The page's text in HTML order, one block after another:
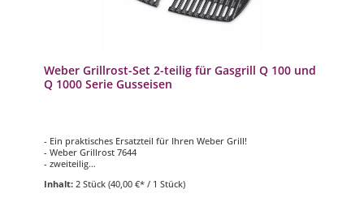
Weber Grillrost-Set 2-teilig für Gasgrill Q 100 und
Q 1000 Serie Gusseisen
- Ein praktisches Ersatzteil für Ihren Weber Grill!
- Weber Grillrost 7644
- zweiteilig
- passend für Weber Gasgrill Grill der Q 100- oder Q 1000 Serie
Inhalt: 2 Stück (40,00 €* / 1 Stück)